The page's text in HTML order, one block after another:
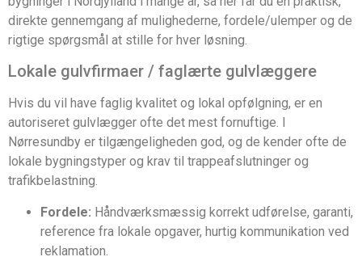
direkte gennemgang af mulighederne, fordele/ulemper og de
rigtige spørgsmål at stille for hver løsning.
Lokale gulvfirmaer / faglærte gulvlæggere
Hvis du vil have faglig kvalitet og lokal opfølgning, er en
autoriseret gulvlægger ofte det mest fornuftige. I
Nørresundby er tilgængeligheden god, og de kender ofte de
lokale bygningstyper og krav til trappeafslutninger og
trafikbelastning.
Fordele: Håndværksmæssig korrekt udførelse, garanti,
reference fra lokale opgaver, hurtig kommunikation ved
reklamation.